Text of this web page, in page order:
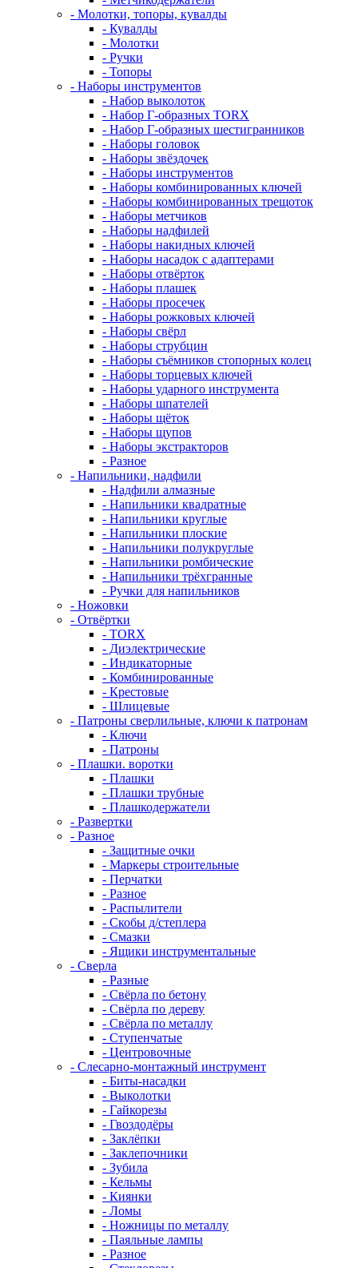
- Молотки, топоры, кувалды
- Кувалды
- Молотки
- Ручки
- Топоры
- Наборы инструментов
- Набор выколоток
- Набор Г-образных TORX
- Набор Г-образных шестигранников
- Наборы головок
- Наборы звёздочек
- Наборы инструментов
- Наборы комбинированных ключей
- Наборы комбинированных трещоток
- Наборы метчиков
- Наборы надфилей
- Наборы накидных ключей
- Наборы насадок с адаптерами
- Наборы отвёрток
- Наборы плашек
- Наборы просечек
- Наборы рожковых ключей
- Наборы свёрл
- Наборы струбцин
- Наборы съёмников стопорных колец
- Наборы торцевых ключей
- Наборы ударного инструмента
- Наборы шпателей
- Наборы щёток
- Наборы щупов
- Наборы экстракторов
- Разное
- Напильники, надфили
- Надфили алмазные
- Напильники квадратные
- Напильники круглые
- Напильники плоские
- Напильники полукруглые
- Напильники ромбические
- Напильники трёхгранные
- Ручки для напильников
- Ножовки
- Отвёртки
- TORX
- Диэлектрические
- Индикаторные
- Комбинированные
- Крестовые
- Шлицевые
- Патроны сверлильные, ключи к патронам
- Ключи
- Патроны
- Плашки. воротки
- Плашки
- Плашки трубные
- Плашкодержатели
- Развертки
- Разное
- Защитные очки
- Маркеры строительные
- Перчатки
- Разное
- Распылители
- Скобы д/степлера
- Смазки
- Ящики инструментальные
- Сверла
- Разные
- Свёрла по бетону
- Свёрла по дереву
- Свёрла по металлу
- Ступенчатые
- Центровочные
- Слесарно-монтажный инструмент
- Биты-насадки
- Выколотки
- Гайкорезы
- Гвоздодёры
- Заклёпки
- Заклепочники
- Зубила
- Кельмы
- Киянки
- Ломы
- Ножницы по металлу
- Паяльные лампы
- Разное